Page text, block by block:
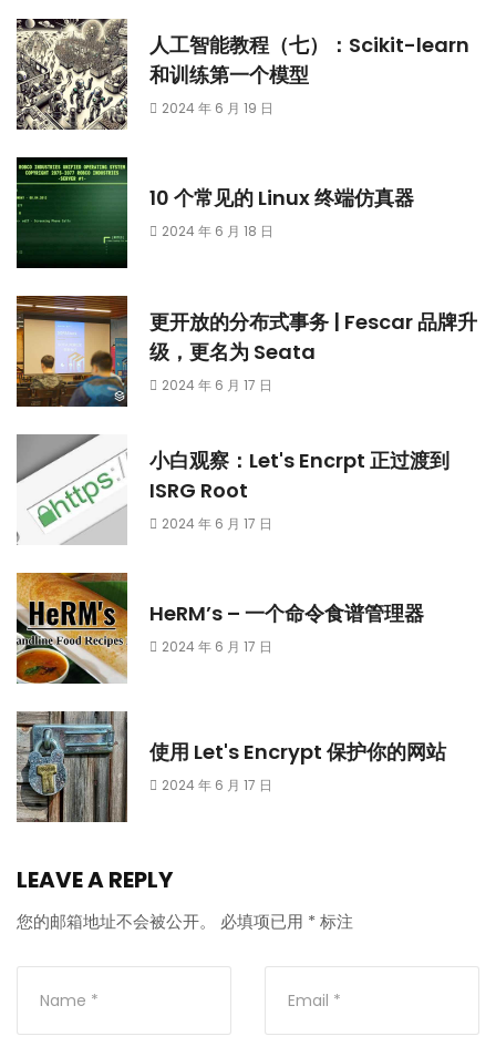
人工智能教程（七）：Scikit-learn
和训练第一个模型
2024 年 6 月 19 日
10 个常见的 Linux 终端仿真器
2024 年 6 月 18 日
更开放的分布式事务 | Fescar 品牌升
级，更名为 Seata
2024 年 6 月 17 日
小白观察：Let's Encrpt 正过渡到
ISRG Root
2024 年 6 月 17 日
HeRM’s – 一个命令食谱管理器
2024 年 6 月 17 日
使用 Let's Encrypt 保护你的网站
2024 年 6 月 17 日
LEAVE A REPLY
您的邮箱地址不会被公开。 必填项已用 * 标注